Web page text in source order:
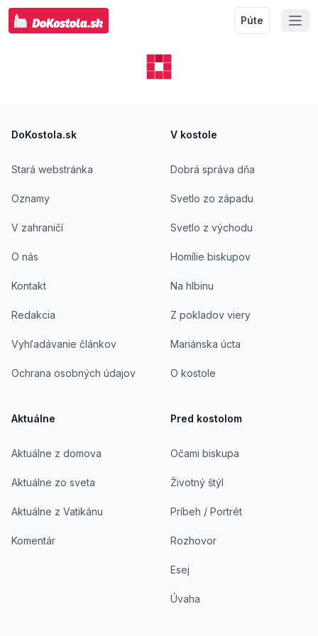
Púte
DoKostola.sk
Stará webstránka
Oznamy
V zahraničí
O nás
Kontakt
Redakcia
Vyhľadávanie článkov
Ochrana osobných údajov
Aktuálne
Aktuálne z domova
Aktuálne zo sveta
Aktuálne z Vatikánu
Komentár
V kostole
Dobrá správa dňa
Svetlo zo západu
Svetlo z východu
Homílie biskupov
Na hlbinu
Z pokladov viery
Mariánska úcta
O kostole
Pred kostolom
Očami biskupa
Životný štýl
Príbeh / Portrét
Rozhovor
Esej
Úvaha